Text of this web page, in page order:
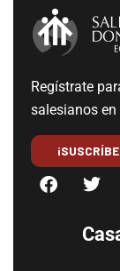
Regístrate
salesianos en